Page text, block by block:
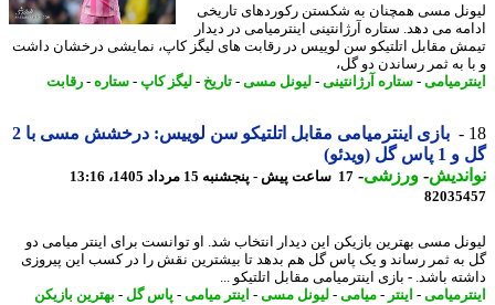
مسی همچنان به شکستن رکوردهای تاریخی
می دهد. ستاره آرژانتینی اینترمیامی در دیدار
مقابل اتلتیکو سن لوییس در رقابت های لیگز کاپ، نمایشی درخشان داشت
به ثمر رساندن دو گل،
-ستاره آرژانتینی-لیونل مسی-تاریخ- لیگز کاپ -ستاره-رقابت
بازی اینترمیامی مقابل اتلتیکو سن لوییس: درخشش مسی با 2
(ویدئو)
-ورزشی-17 ساعت پیش - پنجشنبه 15 مرداد 1405، 13:16
مسی بهترین بازیکن این دیدار انتخاب شد. او توانست برای اینتر میامی دو
ثمر رساند و یک پاس گل هم بدهد تا بیشترین نقش را در کسب این پیروزی
باشد. - بازی اینترمیامی مقابل اتلتیکو ...
-اینتر -میامی-لیونل مسی-اینتر میامی-پاس گل-بهترین بازیکن